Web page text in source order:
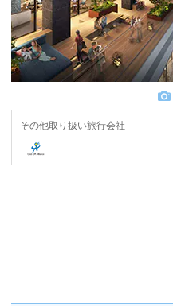
その他取り扱い旅行会社